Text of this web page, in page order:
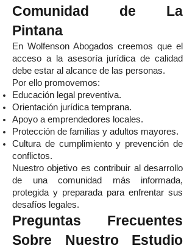
Comunidad de La
Pintana
En Wolfenson Abogados creemos que el
acceso a la asesoría jurídica de calidad
debe estar al alcance de las personas.
Por ello promovemos:
Educación legal preventiva.
Orientación jurídica temprana.
Apoyo a emprendedores locales.
Protección de familias y adultos mayores.
Cultura de cumplimiento y prevención de
conflictos.
Nuestro objetivo es contribuir al desarrollo
de una comunidad más informada,
protegida y preparada para enfrentar sus
desafíos legales.
Preguntas Frecuentes
Sobre Nuestro Estudio